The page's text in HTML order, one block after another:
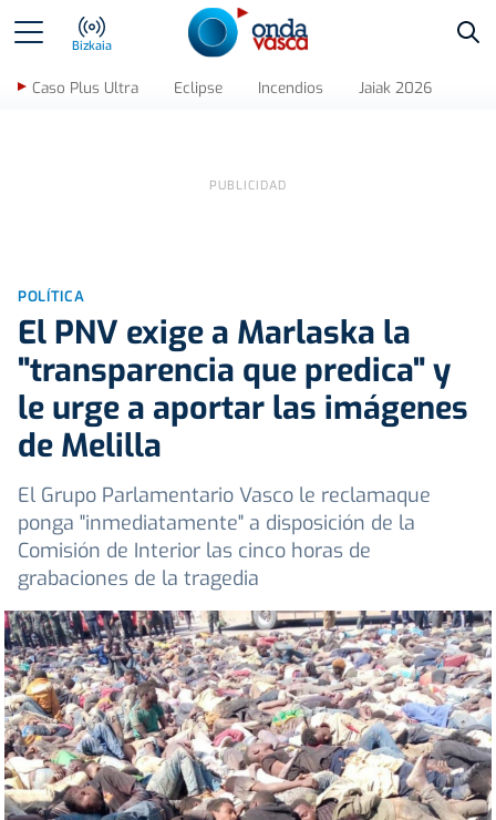
Bizkaia
Caso Plus Ultra Eclipse Incendios Jaiak 2026
POLÍTICA
El PNV exige a Marlaska la
"transparencia que predica" y
le urge a aportar las imágenes
de Melilla
El Grupo Parlamentario Vasco le reclamaque
ponga "inmediatamente" a disposición de la
Comisión de Interior las cinco horas de
grabaciones de la tragedia